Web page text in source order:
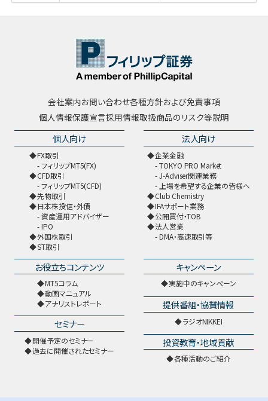
会社案内お問い合わせ各種方針および免責事項
個人情報保護宣言採用情報取扱商品のリスク等説明
個人向け
FX取引
フィリップMT5(FX)
CFD取引
フィリップMT5(CFD)
先物取引
日本株投信・外債
資産運用アドバイザー
IPO
外国株取引
ST取引
法人向け
企業金融
TOKYO PRO Market
J-Adviser関連業務
上場を希望する企業の皆様へ
Club Chemistry
IFAサポート業務
公開買付・TOB
法人営業
DMA・高速取引等
お役立ちコンテンツ
MT5コラム
動画マニュアル
アナリストレポート
セミナー
開催予定のセミナー
過去に開催されたセミナー
キャンペーン
実施中のキャンペーン
提供番組・協賛情報
ラジオNIKKEI
投資教育・地域貢献
各種活動のご紹介